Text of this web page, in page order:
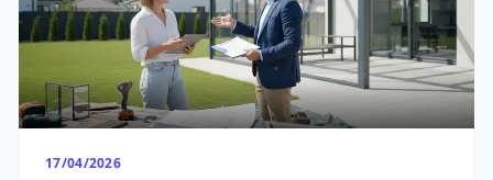
17/04/2026